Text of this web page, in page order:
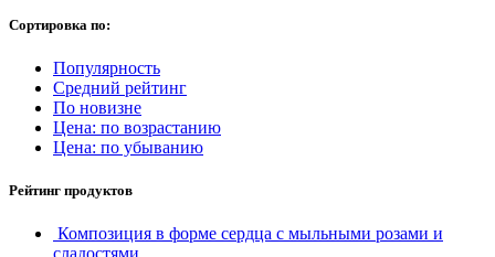
Сортировка по:
Популярность
Средний рейтинг
По новизне
Цена: по возрастанию
Цена: по убыванию
Рейтинг продуктов
Композиция в форме сердца с мыльными розами и